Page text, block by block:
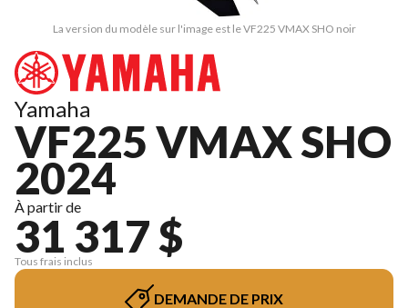
La version du modèle sur l'image est le VF225 VMAX SHO noir
Yamaha
VF225 VMAX SHO
2024
À partir de
31 317 $
Tous frais inclus
DEMANDE DE PRIX